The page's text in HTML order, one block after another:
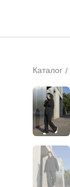
Каталог